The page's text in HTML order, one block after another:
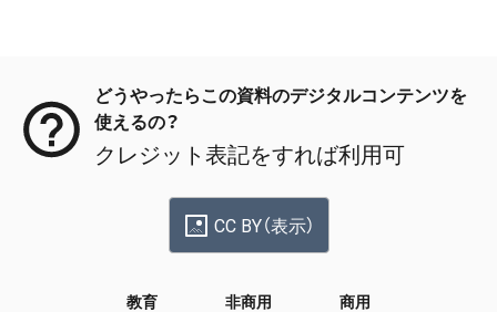
どうやったらこの資料のデジタルコンテンツを
使えるの？
クレジット表記をすれば利用可
CC BY（表示）
教育 非商用 商用